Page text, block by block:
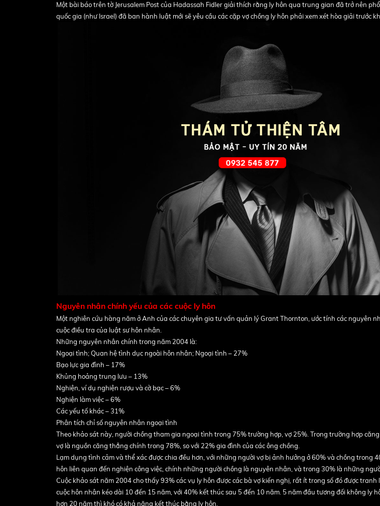
Một bài báo trên tờ Jerusalem Post của Hadassah Fidler giải thích rằng ly hôn qua trung gian đã trở nên
quốc gia (như Israel) đã ban hành luật mới sẽ yêu cầu các cặp vợ chồng ly hôn phải xem xét hòa giải trước
Nguyên nhân chính yếu của các cuộc ly hôn
Một nghiên cứu hàng năm ở Anh của các chuyên gia tư vấn quản lý Grant Thornton, ước tính các nguyên
cuộc điều tra của luật sư hôn nhân.
Những nguyên nhân chính trong năm 2004 là:
Ngoại tình; Quan hệ tình dục ngoài hôn nhân; Ngoại tình – 27%
Bạo lực gia đình – 17%
Khủng hoảng trung lưu – 13%
Nghiện, ví dụ nghiện rượu và cờ bạc – 6%
Nghiện làm việc – 6%
Các yếu tố khác – 31%
Phân tích chỉ số nguyên nhân ngoại tình
Theo khảo sát này, người chồng tham gia ngoại tình trong 75% trường hợp, vợ 25%. Trong trường hợp
vợ là nguồn căng thẳng chính trong 78%, so với 22% gia đình của các ông chồng.
Lạm dụng tình cảm và thể xác được chia đều hơn, với những người vợ bị ảnh hưởng ở 60% và chồng trong
hôn liên quan đến nghiện công việc, chính những người chồng là nguyên nhân, và trong 30% là những
Cuộc khảo sát năm 2004 cho thấy 93% các vụ ly hôn được các bà vợ kiến ​​nghị, rất ít trong số đó được tranh
cuộc hôn nhân kéo dài 10 đến 15 năm, với 40% kết thúc sau 5 đến 10 năm. 5 năm đầu tương đối không ly
hơn 20 năm thì khó có khả năng kết thúc bằng ly hôn.